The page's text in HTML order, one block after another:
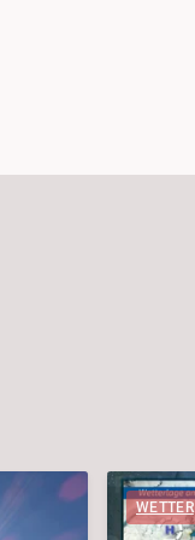
WETTER